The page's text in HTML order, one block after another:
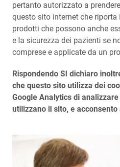
pertanto autorizzato a
questo sito internet che
prodotti che possono anche
e la sicurezza dei pazienti se
comprese e applicate da un
Rispondendo SI dichiaro
che questo sito utilizza dei
Google Analytics di
utilizzano il sito, e acconsento